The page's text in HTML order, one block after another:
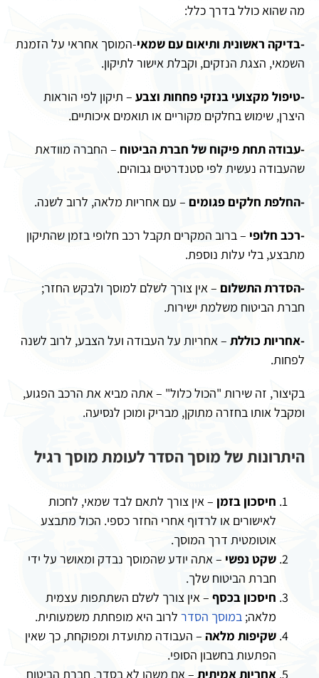
מה שהוא כולל בדרך כלל:
-בדיקה ראשונית ותיאום עם שמאי-המוסך אחראי על הזמנת
השמאי, הצגת הנזקים, וקבלת אישור לתיקון.
-טיפול מקצועי בנזקי פחחות וצבע – תיקון לפי הוראות
היצרן, שימוש בחלקים מקוריים או תואמים איכותיים.
-עבודה תחת פיקוח של חברת הביטוח – החברה מוודאת
שהעבודה נעשית לפי סטנדרטים גבוהים.
-החלפת חלקים פגומים – עם אחריות מלאה, לרוב לשנה.
-רכב חלופי – ברוב המקרים תקבל רכב חלופי בזמן שהתיקון
מתבצע, בלי עלות נוספת.
-הסדרת התשלום – אין צורך לשלם למוסך ולבקש החזר;
חברת הביטוח משלמת ישירות.
-אחריות כוללת – אחריות על העבודה ועל הצבע, לרוב לשנה
לפחות.
בקיצור, זה שירות "הכול כלול" – אתה מביא את הרכב הפגוע,
ומקבל אותו בחזרה מתוקן, מבריק ומוכן לנסיעה.
היתרונות של מוסך הסדר לעומת מוסך רגיל
חיסכון בזמן – אין צורך לתאם לבד שמאי, לחכות
לאישורים או לרדוף אחרי החזר כספי. הכול מתבצע
אוטומטית דרך המוסך.
שקט נפשי – אתה יודע שהמוסך נבדק ומאושר על ידי
חברת הביטוח שלך.
חיסכון בכסף – אין צורך לשלם השתתפות עצמית
מלאה; במוסך הסדר לרוב היא מופחתת משמעותית.
שקיפות מלאה – העבודה מתועדת ומפוקחת, כך שאין
הפתעות בחשבון הסופי.
אחריות אמיתית – אם משהו לא בסדר, חברת הביטוח